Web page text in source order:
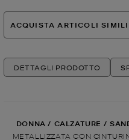
ACQUISTA ARTICOLI SIMILI
DETTAGLI PRODOTTO
DONNA / CALZATURE /
METALLIZZATA CON